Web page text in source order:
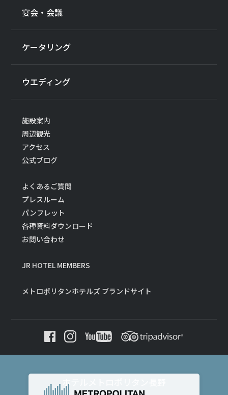
宴会・会議
ケータリング
ウエディング
施設案内
周辺観光
アクセス
公式ブログ
よくあるご質問
プレスルーム
パンフレット
各種資料ダウンロード
お問い合わせ
JR HOTEL MEMBERS
メトロポリタンホテルズ ブランドサイト
ホテルメトロポリタン長野